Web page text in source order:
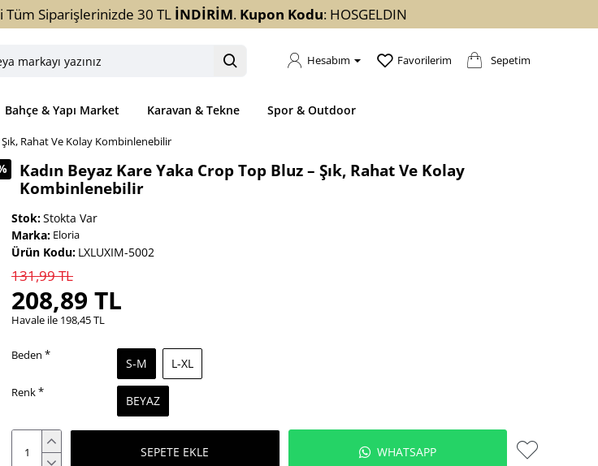
Tüm Siparişlerinizde 30 TL İNDİRİM. Kupon Kodu: HOSGELDIN
Hesabım Favorilerim Sepetim
Bahçe & Yapı Market Karavan & Tekne Spor & Outdoor
Rahat Ve Kolay Kombinlenebilir
Kadın Beyaz Kare Yaka Crop Top Bluz – Şık, Rahat Ve Kolay
Kombinlenebilir
Stok:Stokta Var
Marka: Eloria
Ürün Kodu: LXLUXIM-5002
208,89 TL
131,99 TL
Havale ile 198,45 TL
Beden
S-M L-XL
Renk
BEYAZ
SEPETE EKLE WHATSAPP